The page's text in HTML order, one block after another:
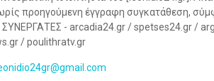
προηγούμενη έγγραφη συγκατάθεση,
ΣΥΝΕΡΓΑΤΕΣ - arcadia24.gr / spetses24.gr /
/ poulithratv.gr